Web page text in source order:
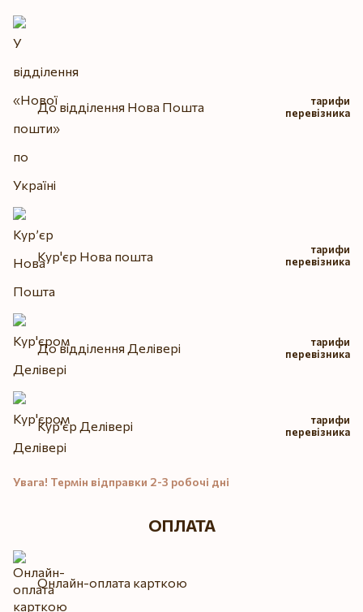
До відділення Нова Пошта
тарифи
перевізника
Кур'єр Нова пошта
тарифи
перевізника
До відділення Делівері
тарифи
перевізника
Кур'єр Делівері
тарифи
перевізника
Увага! Термін відправки 2-3 робочі дні
ОПЛАТА
Онлайн-оплата карткою